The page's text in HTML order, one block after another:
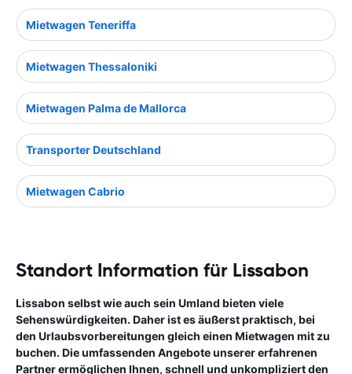
Mietwagen Teneriffa
Mietwagen Thessaloniki
Mietwagen Palma de Mallorca
Transporter Deutschland
Mietwagen Cabrio
Standort Information für Lissabon
Lissabon selbst wie auch sein Umland bieten viele
Sehenswürdigkeiten. Daher ist es äußerst praktisch, bei
den Urlaubsvorbereitungen gleich einen Mietwagen mit zu
buchen. Die umfassenden Angebote unserer erfahrenen
Partner ermöglichen Ihnen, schnell und unkompliziert den